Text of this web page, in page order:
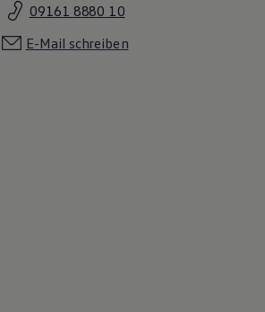
09161 8880 10
E-Mail schreiben